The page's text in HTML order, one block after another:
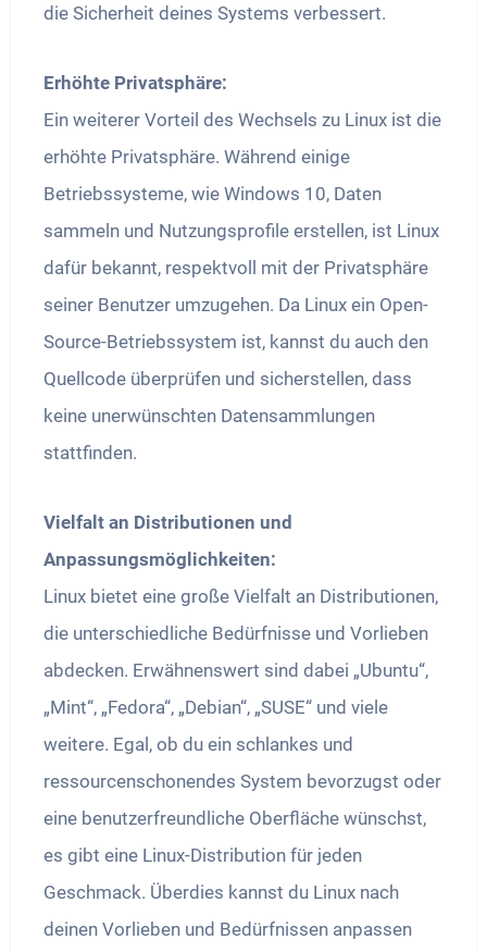
die Sicherheit deines Systems verbessert.
Erhöhte Privatsphäre:
Ein weiterer Vorteil des Wechsels zu Linux ist die
erhöhte Privatsphäre. Während einige
Betriebssysteme, wie Windows 10, Daten
sammeln und Nutzungsprofile erstellen, ist Linux
dafür bekannt, respektvoll mit der Privatsphäre
seiner Benutzer umzugehen. Da Linux ein Open-
Source-Betriebssystem ist, kannst du auch den
Quellcode überprüfen und sicherstellen, dass
keine unerwünschten Datensammlungen
stattfinden.
Vielfalt an Distributionen und
Anpassungsmöglichkeiten:
Linux bietet eine große Vielfalt an Distributionen,
die unterschiedliche Bedürfnisse und Vorlieben
abdecken. Erwähnenswert sind dabei „Ubuntu“,
„Mint“, „Fedora“, „Debian“, „SUSE“ und viele
weitere. Egal, ob du ein schlankes und
ressourcenschonendes System bevorzugst oder
eine benutzerfreundliche Oberfläche wünschst,
es gibt eine Linux-Distribution für jeden
Geschmack. Überdies kannst du Linux nach
deinen Vorlieben und Bedürfnissen anpassen